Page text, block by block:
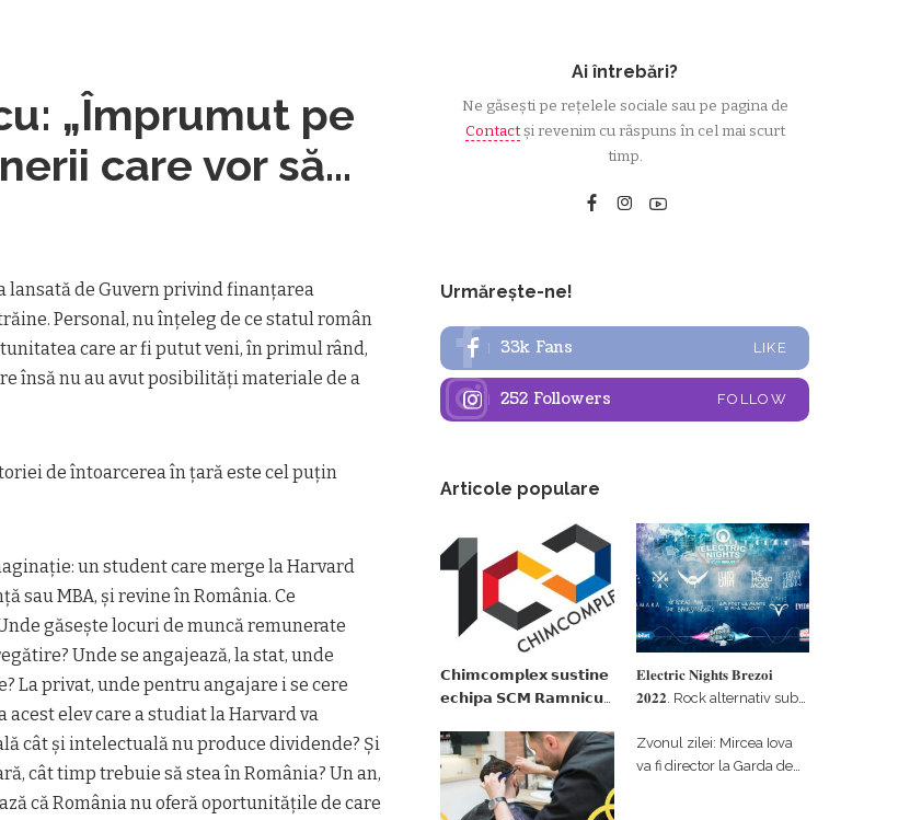
„Împrumut pe
care vor să
lansată de Guvern privind finanțarea
Personal, nu înțeleg de ce statul român
care ar fi putut veni, în primul rând,
însă nu au avut posibilități materiale de a
de întoarcerea în țară este cel puțin
un student care merge la Harvard
sau MBA, și revine în România. Ce
găsește locuri de muncă remunerate
Unde se angajează, la stat, unde
La privat, unde pentru angajare i se cere
acest elev care a studiat la Harvard va
cât și intelectuală nu produce dividende? Și
cât timp trebuie să stea în România? Un an,
că România nu oferă oportunitățile de care
Ai întrebări?
Ne găsești pe rețelele sociale sau pe pagina de
Contactși revenim cu răspuns în cel mai scurt
timp.
Urmărește-ne!
33k Fans LIKE
252 Followers FOLLOW
Articole populare
𝗖𝗵𝗶𝗺𝗰𝗼𝗺𝗽𝗹𝗲𝘅 𝘀𝘂𝘀𝘁𝗶𝗻𝗲
𝗲𝗰𝗵𝗶𝗽𝗮 𝗦𝗖𝗠 𝗥𝗮𝗺𝗻𝗶𝗰𝘂
𝗽𝗮𝗿𝘁𝗲𝗻𝗲𝗿 𝗳𝗶𝗻𝗮𝗻𝘁𝗮𝘁𝗼𝗿
𝐄𝐥𝐞𝐜𝐭𝐫𝐢𝐜 𝐍𝐢𝐠𝐡𝐭𝐬 𝐁𝐫𝐞𝐳𝐨𝐢
𝟐𝟎𝟐𝟐. Rock alternativ sub
#𝐁𝐫𝐞𝐳𝐨𝐢𝐮𝐥𝐋𝐮𝐦𝐢𝐢
Zvonul zilei: Mircea Iova
va fi director la Garda de